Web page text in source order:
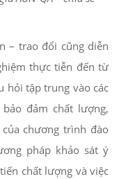
– trao đổi cũng diễn
thực tiễn đến từ
hỏi tập trung vào các
đảm chất lượng,
chương trình đào
pháp khảo sát ý
chất lượng và việc